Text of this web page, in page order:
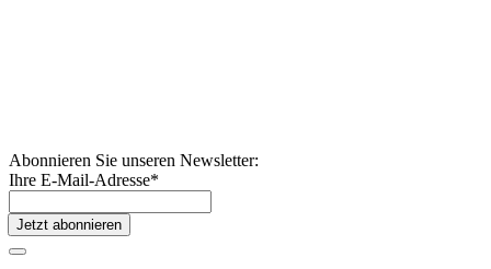
Abonnieren Sie unseren Newsletter:
Ihre E-Mail-Adresse*
Jetzt abonnieren